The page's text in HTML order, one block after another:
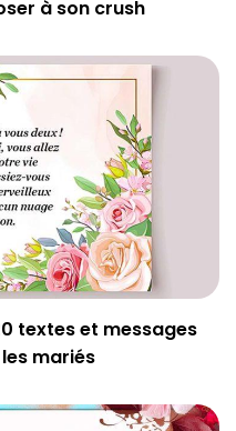
à son crush
textes et messages
mariés